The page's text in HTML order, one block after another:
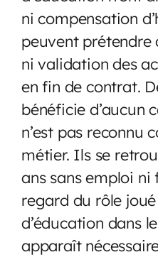
ni compensation
peuvent
ni validation des
en fin de contrat.
bénéficie d’aucun
n’est pas reconnu
métier. Ils se
ans sans emploi
regard du rôle
d’éducation dans
apparaît